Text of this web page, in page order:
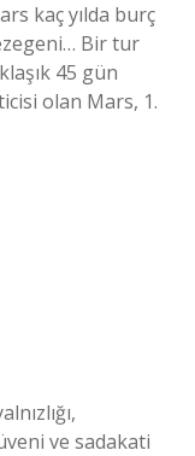
kaç yılda burç
Bir tur
45 gün
olan Mars, 1.
ve sadakati